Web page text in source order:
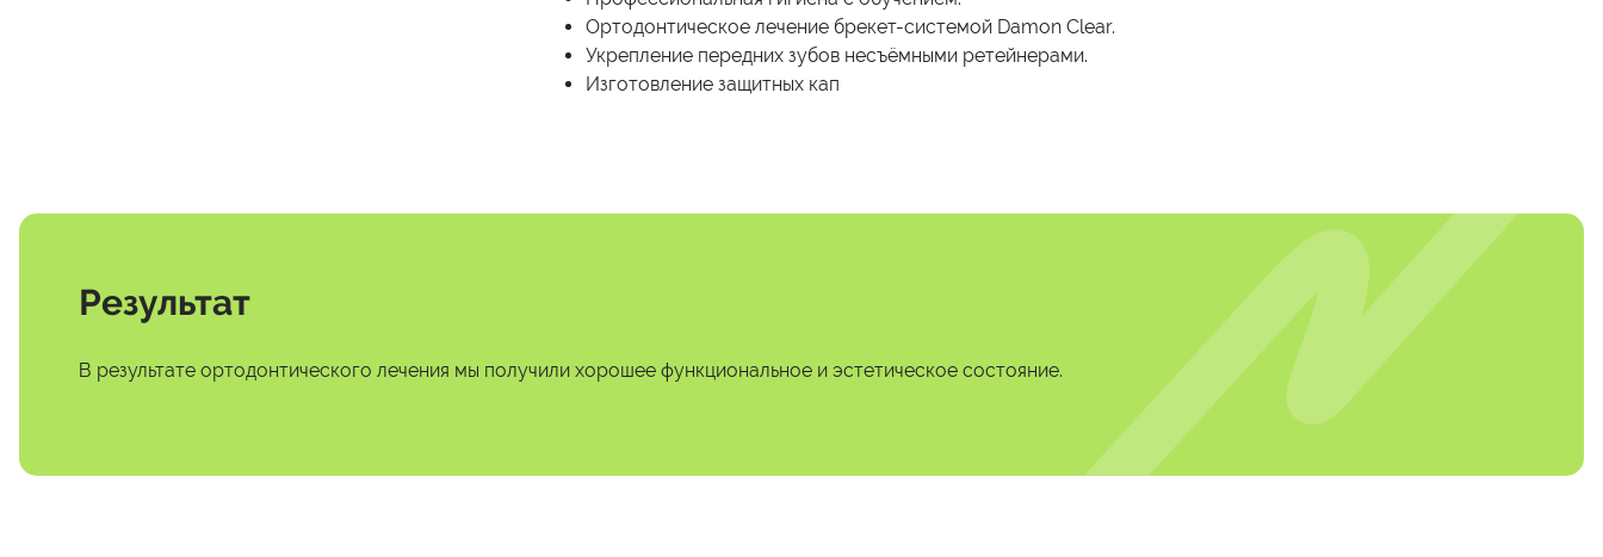
Ортодонтическое лечение брекет-системой Damon Clear.
Укрепление передних зубов несъёмными ретейнерами.
Изготовление защитных кап
Результат
В результате ортодонтического лечения мы получили хорошее функциональное и эстетическое состояние.